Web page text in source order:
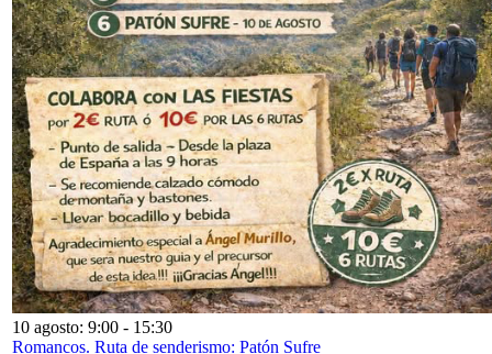
10 agosto: 9:00 - 15:30
Romancos. Ruta de senderismo: Patón Sufre